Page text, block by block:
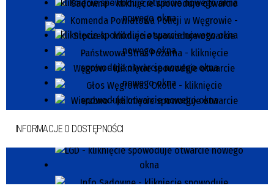
INFORMACJE O DOSTĘPNOŚCI